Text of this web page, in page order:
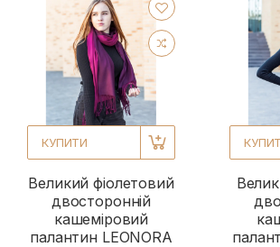
КУПИТИ
Великий фіолетовий
двосторонній
кашеміровий
палантин LEONORA